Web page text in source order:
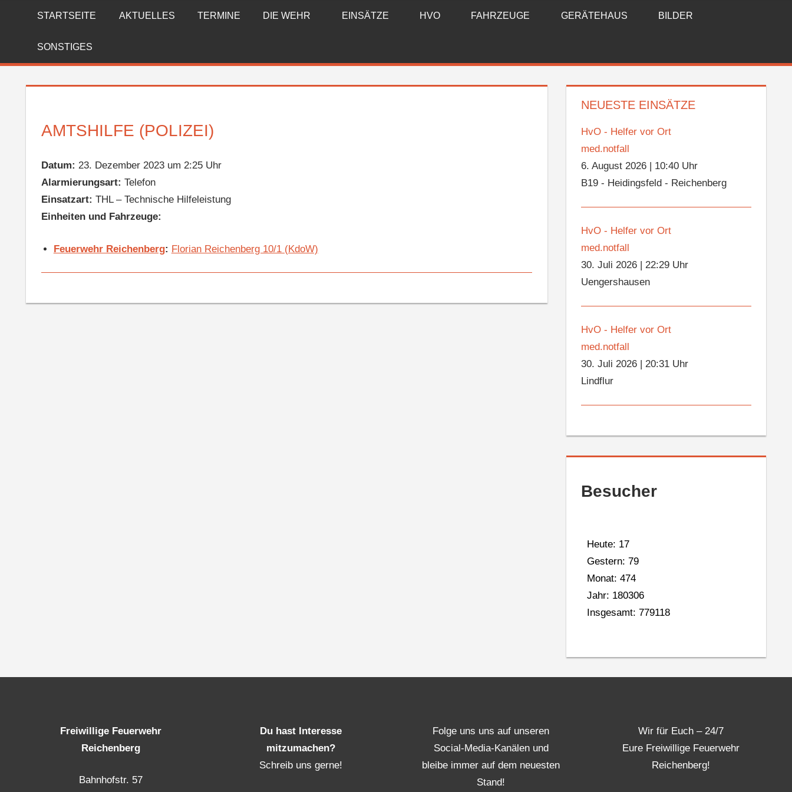
FREIWILLIGE
FEUERWEHR
REICHENBERG
STARTSEITE AKTUELLES TERMINE DIE WEHR EINSÄTZE HVO FAHRZEUGE GERÄTEHAUS BILDER
SONSTIGES
AMTSHILFE (POLIZEI)
Datum: 23. Dezember 2023 um 2:25 Uhr
Alarmierungsart: Telefon
Einsatzart: THL – Technische Hilfeleistung
Einheiten und Fahrzeuge:
Feuerwehr Reichenberg: Florian Reichenberg 10/1 (KdoW)
NEUESTE EINSÄTZE
HvO - Helfer vor Ort
med.notfall
6. August 2026
10:40 Uhr
B19 - Heidingsfeld - Reichenberg
HvO - Helfer vor Ort
med.notfall
30. Juli 2026 |22:29 Uhr
Uengershausen
HvO - Helfer vor Ort
med.notfall
30. Juli 2026 |20:31 Uhr
Lindflur
Besucher
Heute: 17
Gestern: 79
Monat: 474
Jahr: 180306
Insgesamt: 779118
Freiwillige Feuerwehr
Reichenberg
Bahnhofstr. 57
Du hast Interesse
mitzumachen?
Schreib uns gerne!
Folge uns uns auf unseren
Social-Media-Kanälen und
bleibe immer auf dem neuesten
Stand!
Wir für Euch – 24/7
Eure Freiwillige Feuerwehr
Reichenberg!